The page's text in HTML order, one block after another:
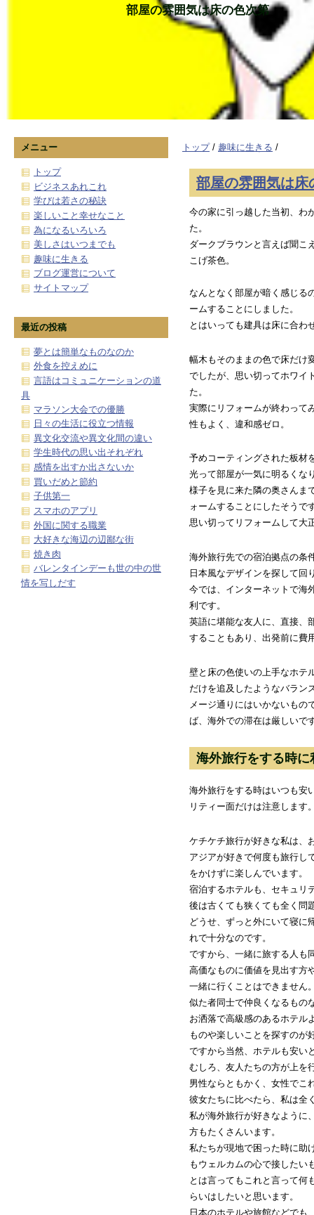
部屋の雰囲気は床の色次第
トップ/ 趣味に生きる /
部屋の雰囲気は床
今の家に引っ越した当初、わ
た。
ダークブラウンと言えば聞こ
こげ茶色。
なんとなく部屋が暗く感じる
ームすることにしました。
とはいっても建具は床に合わ
幅木もそのままの色で床だけ
でしたが、思い切ってホワイ
た。
実際にリフォームが終わって
性もよく、違和感ゼロ。
予めコーティングされた板材
光って部屋が一気に明るくな
様子を見に来た隣の奥さんま
ォームすることにしたそうで
思い切ってリフォームして大
海外旅行先での宿泊拠点の条
日本風なデザインを探して回
今では、インターネットで海
利です。
英語に堪能な友人に、直接、
することもあり、出発前に費
壁と床の色使いの上手なホテ
だけを追及したようなバラン
メージ通りにはいかないもの
ば、海外での滞在は厳しいで
海外旅行をする時
海外旅行をする時はいつも安
リティー面だけは注意します
ケチケチ旅行が好きな私は、
アジアが好きで何度も旅行し
をかけずに楽しんでいます。
宿泊するホテルも、セキュリ
後は古くても狭くても全く問
どうせ、ずっと外にいて寝に
れで十分なのです。
ですから、一緒に旅する人も
高価なものに価値を見出す方
一緒に行くことはできません
似た者同士で仲良くなるもの
お洒落で高級感のあるホテル
ものや楽しいことを探すのが
ですから当然、ホテルも安い
むしろ、友人たちの方が上を
男性ならともかく、女性でこ
彼女たちに比べたら、私は全
私が海外旅行が好きなように
方もたくさんいます。
私たちが現地で困った時に助
もウェルカムの心で接したい
とは言ってもこれと言って何
らいはしたいと思います。
日本のホテルや旅館などでも
メニュー
トップ
ビジネスあれこれ
学びは若さの秘訣
楽しいこと幸せなこと
為になるいろいろ
美しさはいつまでも
趣味に生きる
ブログ運営について
サイトマップ
最近の投稿
夢とは簡単なものなのか
外食を控えめに
言語はコミュニケーションの道
具
マラソン大会での優勝
日々の生活に役立つ情報
異文化交流や異文化間の違い
学生時代の思い出それぞれ
感情を出すか出さないか
買いだめと節約
子供第一
スマホのアプリ
外国に関する職業
大好きな海辺の辺鄙な街
焼き肉
バレンタインデーも世の中の世
情を写しだす